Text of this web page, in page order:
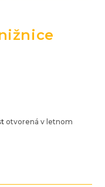
otvorená v letnom